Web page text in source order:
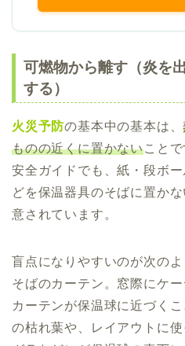
可燃物から離す（炎を
する）
火災予防の基本中の基本は、
ものの近くに置かないこと
安全ガイドでも、紙・段ボ
どを保温器具のそばに置か
意されています。
盲点になりやすいのが次の
そばのカーテン。窓際にケ
カーテンが保温球に近づく
の枯れ葉や、レイアウトに